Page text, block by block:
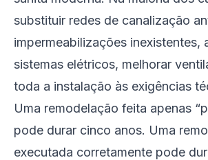
substituir redes de canalização
impermeabilizações inexistentes,
sistemas elétricos, melhorar
toda a instalação às exigências
Uma remodelação feita apenas
pode durar cinco anos. Uma
executada corretamente pode